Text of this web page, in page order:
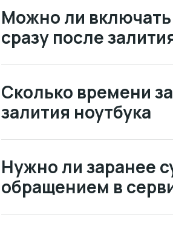
Можно ли включать
сразу после
Сколько времени
залития ноутбука
Нужно ли заранее
обращением в